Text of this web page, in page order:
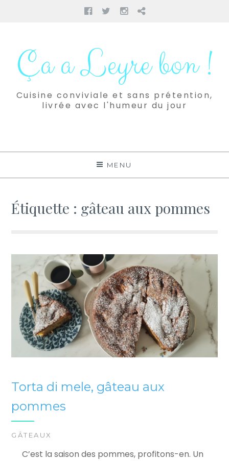
Facebook
TwitterInstagram
Pinterest
contenuÇa a Leyre bon !
Cuisine conviviale et sans prétention,
livrée avec l'humeur du jour
MENU
Étiquette : gâteau aux pommes
Torta di mele, gâteau aux
pommes
GÂTEAUX
C’est la saison des pommes, profitons-en. Un